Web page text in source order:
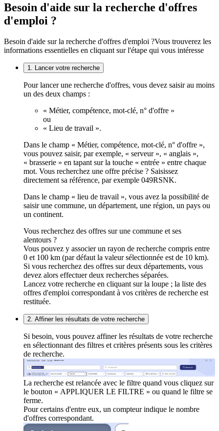
Besoin d'aide sur la recherche d'offres
d'emploi ?
Besoin d'aide sur la recherche d'offres d'emploi ?Vous trouverez les
informations essentielles en cliquant sur l'étape qui vous intéresse
1. Lancer votre recherche
Pour lancer une recherche d'offres, vous devez saisir au moins
un des deux champs :
« Métier, compétence, mot-clé, n° d'offre »
ou
« Lieu de travail ».
Dans le champ « Métier, compétence, mot-clé, n° d'offre »,
vous pouvez saisir, par exemple, « serveur », « anglais »,
« brasserie » en tapant sur la touche « entrée » entre chaque
mot. Vous recherchez une offre précise ? Saisissez
directement sa référence, par exemple 049RSNK.
Dans le champ « lieu de travail », vous avez la possibilité de
saisir une commune, un département, une région, un pays ou
un continent.
Vous recherchez des offres sur une commune et ses
alentours ?
Vous pouvez y associer un rayon de recherche compris entre
0 et 100 km (par défaut la valeur sélectionnée est de 10 km).
Si vous recherchez des offres sur deux départements, vous
devez alors effectuer deux recherches séparées.
Lancez votre recherche en cliquant sur la loupe ; la liste des
offres d'emploi correspondant à vos critères de recherche est
restituée.
2. Affiner les résultats de votre recherche
Si besoin, vous pouvez affiner les résultats de votre recherche
en sélectionnant des filtres et critères présents sous les critères
de recherche.
La recherche est relancée avec le filtre quand vous cliquez sur
le bouton « APPLIQUER LE FILTRE » ou quand le filtre se
ferme.
Pour certains d'entre eux, un compteur indique le nombre
d'offres correspondant.